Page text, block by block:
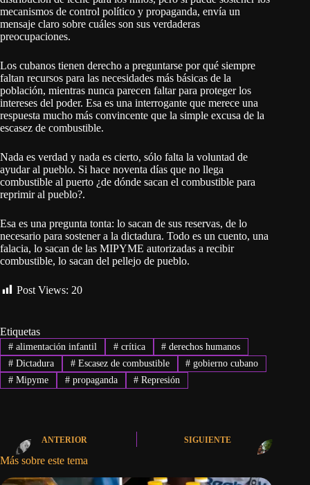
mecanismos de control político y propaganda, envía un
mensaje claro sobre cuáles son sus verdaderas
preocupaciones.
Los cubanos tienen derecho a preguntarse por qué siempre
faltan recursos para las necesidades más básicas de la
población, mientras nunca parecen faltar para proteger los
intereses del poder. Esa es una interrogante que merece una
respuesta mucho más convincente que la simple excusa de la
escasez de combustible.
Nada es verdad y nada es cierto, sólo falta la voluntad de
ayudar al pueblo. Si hace noventa días que no llega
combustible al puerto ¿de dónde sacan el combustible para
reprimir al pueblo?.
Esa es una pregunta tonta: lo sacan de sus reservas, de lo
necesario para sostener a la dictadura. Todo es un cuento, una
falacia, lo sacan de las MIPYME autorizadas a recibir
combustible, lo sacan del pellejo de pueblo.
Post Views: 20
Etiquetas
#alimentación infantil #crítica # derechos humanos
#Dictadura #Escasez de combustible # gobierno cubano
#Mipyme #propaganda # Represión
ANTERIOR SIGUIENTE
Más sobre este tema